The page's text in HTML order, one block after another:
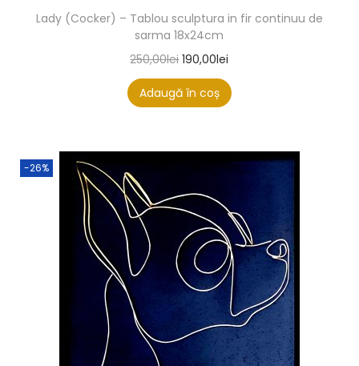
Lady (Cocker) – Tablou sculptura in fir continuu de
sarma 18x24cm
250,00lei 190,00lei
Adaugă în coș
-26%